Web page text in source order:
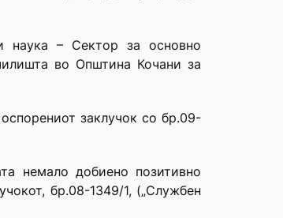
наука – Сектор за основно
во Општина Кочани за
заклучок со бр.09-
немало добиено позитивно
бр.08-1349/1, („Службен